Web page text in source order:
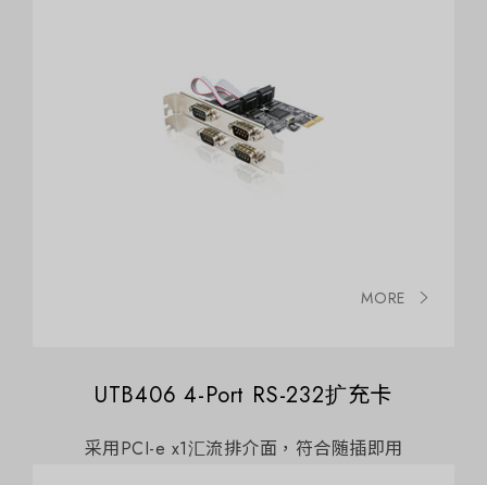
MORE
UTB406 4-Port RS-232扩充卡
采用PCI-e x1汇流排介面，符合随插即用